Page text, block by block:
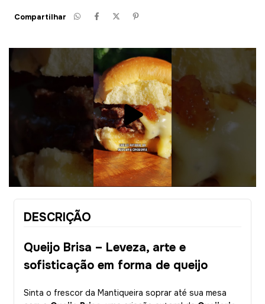
Compartilhar
DESCRIÇÃO
Queijo Brisa – Leveza, arte e
sofisticação em forma de queijo
Sinta o frescor da Mantiqueira soprar até sua mesa